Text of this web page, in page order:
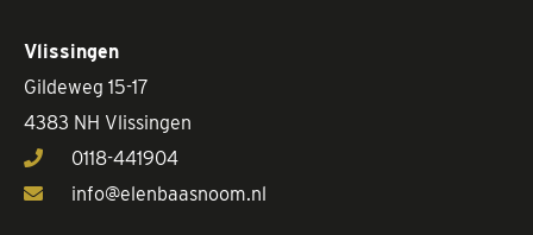
Vlissingen
Gildeweg 15-17
4383 NH Vlissingen
0118-441904
info@elenbaasnoom.nl